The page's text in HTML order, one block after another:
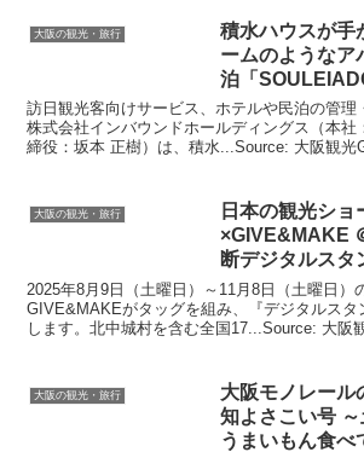
大阪の観光・旅行
積水ハウスが手
ームのようなア
泊「
訪日観光客向けサービス、ホテルや民泊の管理
株式会社インバウンドホールディングス（本社
締役：坂本 正樹）は、積水...Source: 大阪観光
大阪の観光・旅行 日本の観光ショ
×GIVE&MAKE
断デジタルスタ
城村
2025年8月9日（土曜日）～11月8日（土曜日）
GIVE&MAKEがタッグを組み、『デジタルスタ
します。北中城村を含む全国17...Source: 大阪
大阪の観光・旅行 大阪モノレール
知よさこい号 ～
うまいもん食